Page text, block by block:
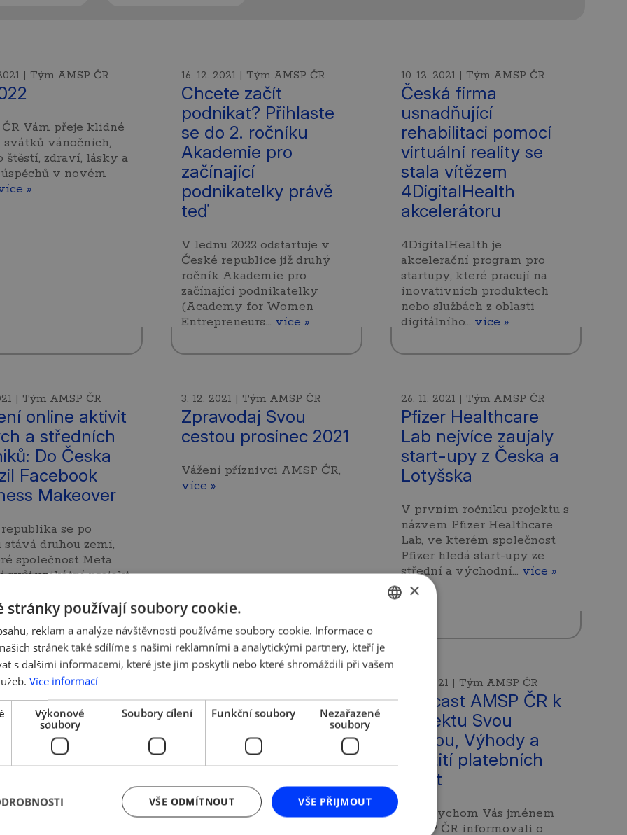
| Tým AMSP ČR
ČR Vám přeje klidné
vánočních,
štěstí, zdraví, lásky a
v novém
»
16. 12. 2021 | Tým AMSP ČR
Chcete začít
podnikat? Přihlaste
se do 2. ročníku
Akademie pro
začínající
podnikatelky právě
teď
V lednu 2022 odstartuje v
České republice již druhý
ročník Akademie pro
začínající podnikatelky
(Academy for Women
Entrepreneurs… více »
10. 12. 2021 | Tým AMSP ČR
Česká firma
usnadňující
rehabilitaci pomocí
virtuální reality se
stala vítězem
4DigitalHealth
akcelerátoru
4DigitalHealth je
akcelerační program pro
startupy, které pracují na
inovativních produktech
nebo službách z oblasti
digitálního… více »
| Tým AMSP ČR
online aktivit
a středních
Do Česka
Facebook
Makeover
se po
stává druhou zemí,
společnost Meta
svůj unikátní projekt
3. 12. 2021 | Tým AMSP ČR
Zpravodaj Svou
cestou prosinec 2021
Vážení příznivci AMSP ČR,
více »
26. 11. 2021 | Tým AMSP ČR
Pfizer Healthcare
Lab nejvíce zaujaly
start-upy z Česka a
Lotyšska
V prvním ročníku projektu s
názvem Pfizer Healthcare
Lab, ve kterém společnost
Pfizer hledá start-upy ze
střední a východní… více »
| Tým AMSP ČR
Nastartujte
pro začínající
zná své
programu
Projekt AMSP ČR
Podnikavá žena
Projekt AMSP ČR Podnikavá
žena je nově také na
LinkedIn! Pokud jste
(začínající) podnikatelka
nebo žena uvažující o
9. 11. 2021 | Tým AMSP ČR
Podcast AMSP ČR k
projektu Svou
cestou, Výhody a
využití platebních
karet
Rádi bychom Vás jménem
AMSP ČR informovali o
ENGLISH
×
stránky používají soubory cookie.
reklam a analýze návštěvnosti používáme soubory cookie. Informace o
stránek také sdílíme s našimi reklamními a analytickými partnery, kteří je
s dalšími informacemi, které jste jim poskytli nebo které shromáždili při vašem
Více informací
Výkonové
soubory
Soubory cílení Funkční soubory
Nezařazené
soubory
VŠE PŘIJMOUT
VŠE ODMÍTNOUT